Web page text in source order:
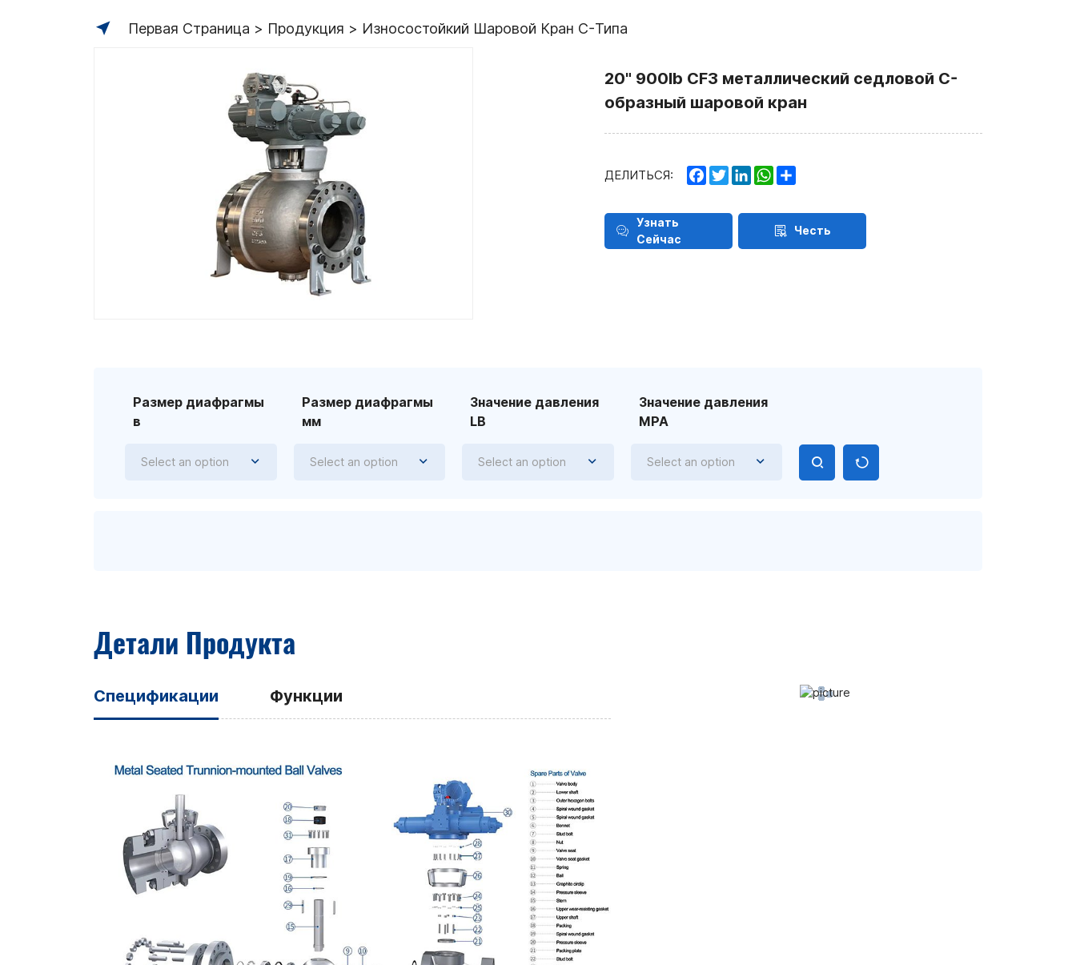
Первая Страница Продукция Износостойкий Шаровой Кран C-Типа
20" 900lb CF3 металлический седловой C-
образный шаровой кран
ДЕЛИТЬСЯ: Facebook
TwitterLinkedInWhatsApp
Узнать
Сейчас
Честь
Значение давления
LB
Select an option
Значение давления
MPA
Select an option
Размер диафрагмы
мм
Select an option
Размер диафрагмы
в
Select an option
Детали Продукта
Спецификации Функции